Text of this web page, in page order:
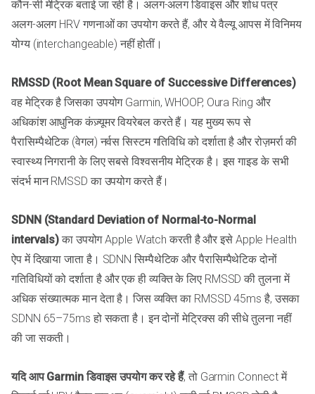
कौन-सी मेट्रिक बताई जा रही है। अलग-अलग डिवाइस और शोध पत्र
अलग-अलग HRV गणनाओं का उपयोग करते हैं, और ये वैल्यू आपस में विनिमय
योग्य (interchangeable) नहीं होतीं।
RMSSD (Root Mean Square of Successive Differences)
वह मेट्रिक है जिसका उपयोग Garmin, WHOOP, Oura Ring और
अधिकांश आधुनिक कंज़्यूमर वियरेबल करते हैं। यह मुख्य रूप से
पैरासिम्पैथेटिक (वेगल) नर्वस सिस्टम गतिविधि को दर्शाता है और रोज़मर्रा की
स्वास्थ्य निगरानी के लिए सबसे विश्वसनीय मेट्रिक है। इस गाइड के सभी
संदर्भ मान RMSSD का उपयोग करते हैं।
SDNN (Standard Deviation of Normal-to-Normal
intervals) का उपयोग Apple Watch करती है और इसे Apple Health
ऐप में दिखाया जाता है। SDNN सिम्पैथेटिक और पैरासिम्पैथेटिक दोनों
गतिविधियों को दर्शाता है और एक ही व्यक्ति के लिए RMSSD की तुलना में
अधिक संख्यात्मक मान देता है। जिस व्यक्ति का RMSSD 45ms है, उसका
SDNN 65–75ms हो सकता है। इन दोनों मेट्रिक्स की सीधे तुलना नहीं
की जा सकती।
यदि आप Garmin डिवाइस उपयोग कर रहे हैं, तो Garmin Connect में